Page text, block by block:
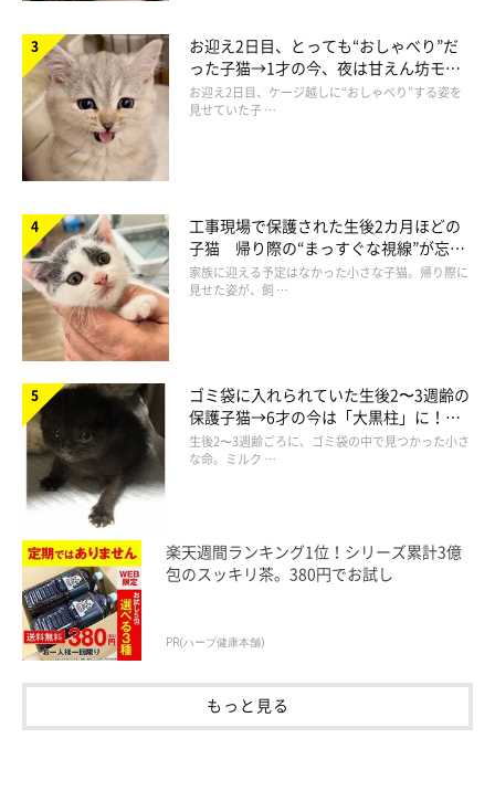
ねこ連れ草 うずらとかんたろう徒然ニャッ記
お迎え2日目、とっても“おしゃべり”だ
った子猫→1才の今、夜は甘えん坊モー
ドになるコに成長！
お迎え2日目、ケージ越しに“おしゃべり”する姿を
見せていた子 …
工事現場で保護された生後2カ月ほどの
子猫 帰り際の“まっすぐな視線”が忘れ
られず、家族の一員に
家族に迎える予定はなかった小さな子猫。帰り際に
見せた姿が、飼 …
ゴミ袋に入れられていた生後2〜3週齢の
保護子猫→6才の今は「大黒柱」に！
美しい黒猫に成長した姿にグッとくる
生後2〜3週齢ごろに、ゴミ袋の中で見つかった小さ
な命。ミルク …
楽天週間ランキング1位！シリーズ累計3億
包のスッキリ茶。380円でお試し
PR(ハーブ健康本舗)
もっと見る